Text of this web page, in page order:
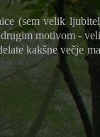
(sem velik
motivom -
kakšne večje